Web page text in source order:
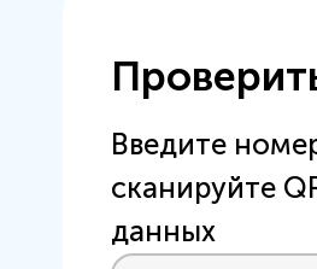
Введите
сканируйте
данных